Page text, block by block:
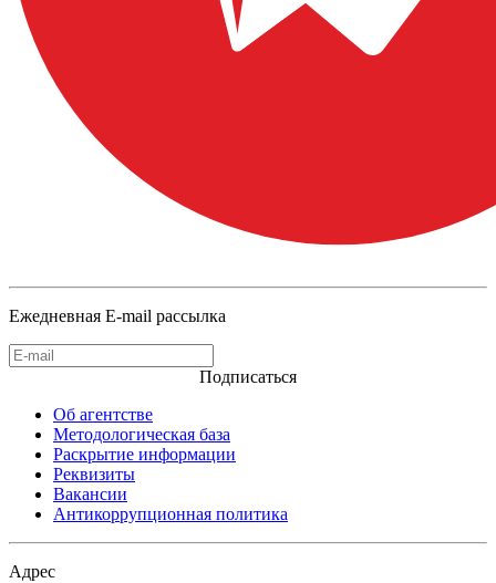
Ежедневная E-mail рассылка
Подписаться
Об агентстве
Методологическая база
Раскрытие информации
Реквизиты
Вакансии
Антикоррупционная политика
Адрес